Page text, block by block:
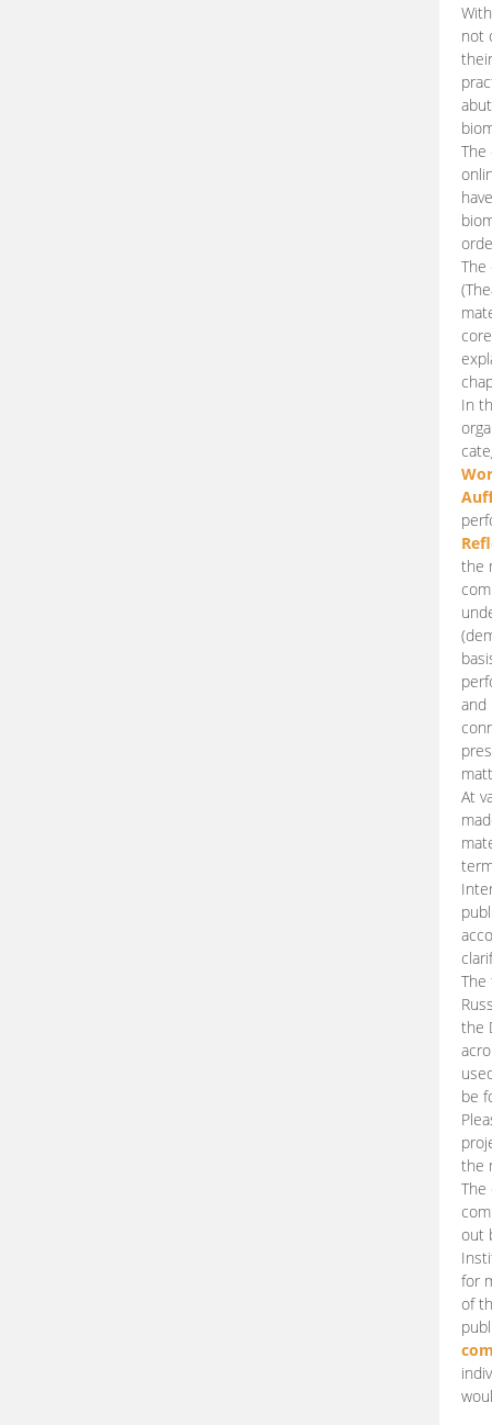
not
The
In
the
and
At
The
the
be
the
The
out
for
of